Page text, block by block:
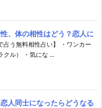
、体の相性はどう？恋人に
占う無料相性占い】 ・ワンカー
クル） ・気にな ...
人同士になったらどうなる